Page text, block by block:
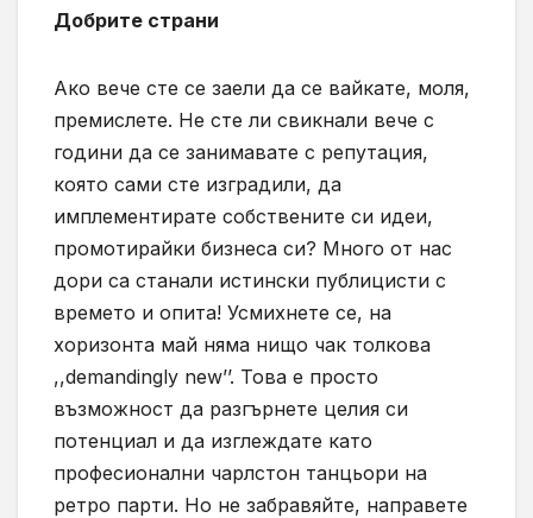
Добрите страни
Ако вече сте се заели да се вайкате, моля,
премислете. Не сте ли свикнали вече с
години да се занимавате с репутация,
която сами сте изградили, да
имплементирате собствените си идеи,
промотирайки бизнеса си? Много от нас
дори са станали истински публицисти с
времето и опита! Усмихнете се, на
хоризонта май няма нищо чак толкова
,,demandingly new’’. Това е просто
възможност да разгърнете целия си
потенциал и да изглеждате като
професионални чарлстон танцьори на
ретро парти. Но не забравяйте, направете